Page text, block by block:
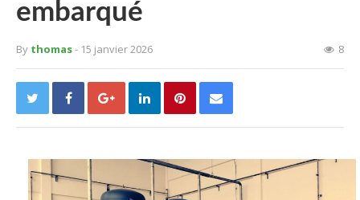
embarqué
By thomas- 15 janvier 2026 8